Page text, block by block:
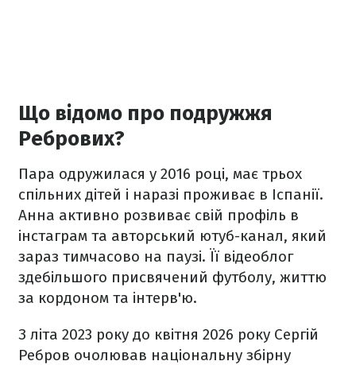
Що відомо про подружжя
Ребрових?
Пара одружилася у 2016 році, має трьох
спільних дітей і наразі проживає в Іспанії.
Анна активно розвиває свій профіль в
інстаграм та авторський ютуб-канал, який
зараз тимчасово на паузі. Її відеоблог
здебільшого присвячений футболу, життю
за кордоном та інтерв'ю.
З літа 2023 року до квітня 2026 року Сергій
Ребров очолював національну збірну